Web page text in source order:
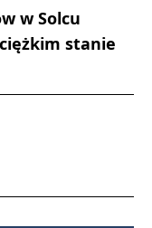
w Solcu
stanie